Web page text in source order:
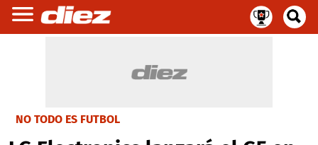
NO TODO ES FUTBOL